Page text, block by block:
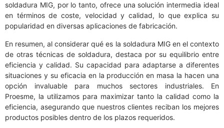
soldadura MIG, por lo tanto, ofrece una solución intermedia ideal
en términos de coste, velocidad y calidad, lo que explica su
popularidad en diversas aplicaciones de fabricación.
En resumen, al considerar qué es la soldadura MIG en el contexto
de otras técnicas de soldadura, destaca por su equilibrio entre
eficiencia y calidad. Su capacidad para adaptarse a diferentes
situaciones y su eficacia en la producción en masa la hacen una
opción invaluable para muchos sectores industriales. En
Proesme, la utilizamos para maximizar tanto la calidad como la
eficiencia, asegurando que nuestros clientes reciban los mejores
productos posibles dentro de los plazos requeridos.